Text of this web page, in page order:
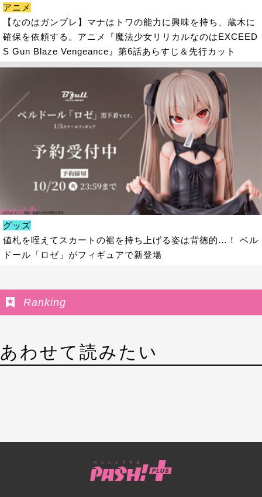
アニメ
【なのはガンブレ】マナはトワの能力に興味を持ち、蔵木に
確保を依頼する。アニメ『魔法少女リリカルなのはEXCEED
S Gun Blaze Vengeance』第6話あらすじ＆先行カット
グッズ
値札を咥えてスカートの裾を持ち上げる姿は背徳的…！ ベル
ドール「ロゼ」がフィギュアで新登場
Ranking
あわせて読みたい